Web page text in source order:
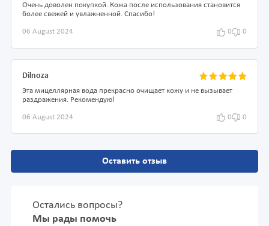
Очень доволен покупкой. Кожа после использования становится
более свежей и увлажненной. Спасибо!
06 August 2024 0 0
Dilnoza
Эта мицеллярная вода прекрасно очищает кожу и не вызывает
раздражения. Рекомендую!
06 August 2024 0 0
Оставить отзыв
Остались вопросы?
Мы рады помочь